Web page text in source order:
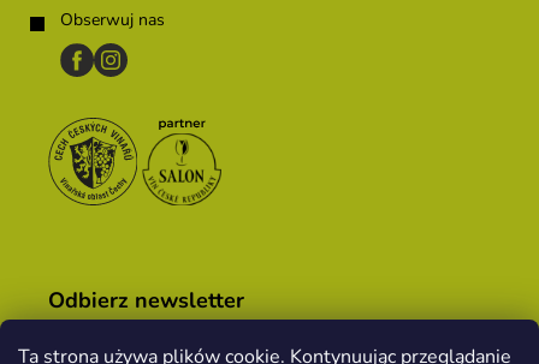
Ta strona używa plików cookie. Kontynuując przeglądanie
Obserwuj nas
Odbierz newsletter